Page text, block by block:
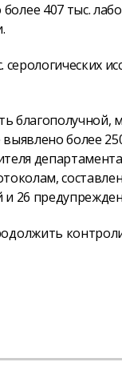
407 тыс.
более
26